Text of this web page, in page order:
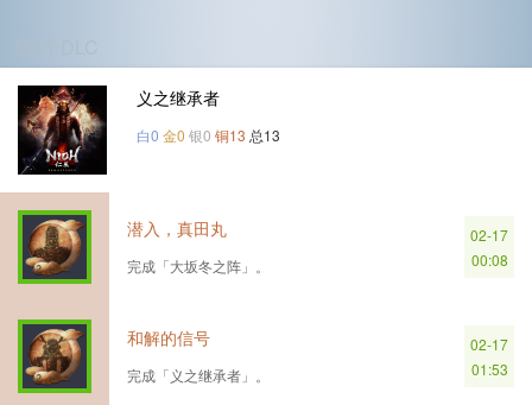
义之继承者
白0 金0 银0 铜13 总13
潜入，真田丸
完成「大坂冬之阵」。
02-17
00:08
和解的信号
完成「义之继承者」。
02-17
01:53